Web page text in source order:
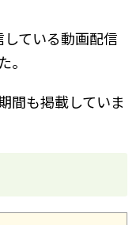
ている動画配信
。
間も掲載していま